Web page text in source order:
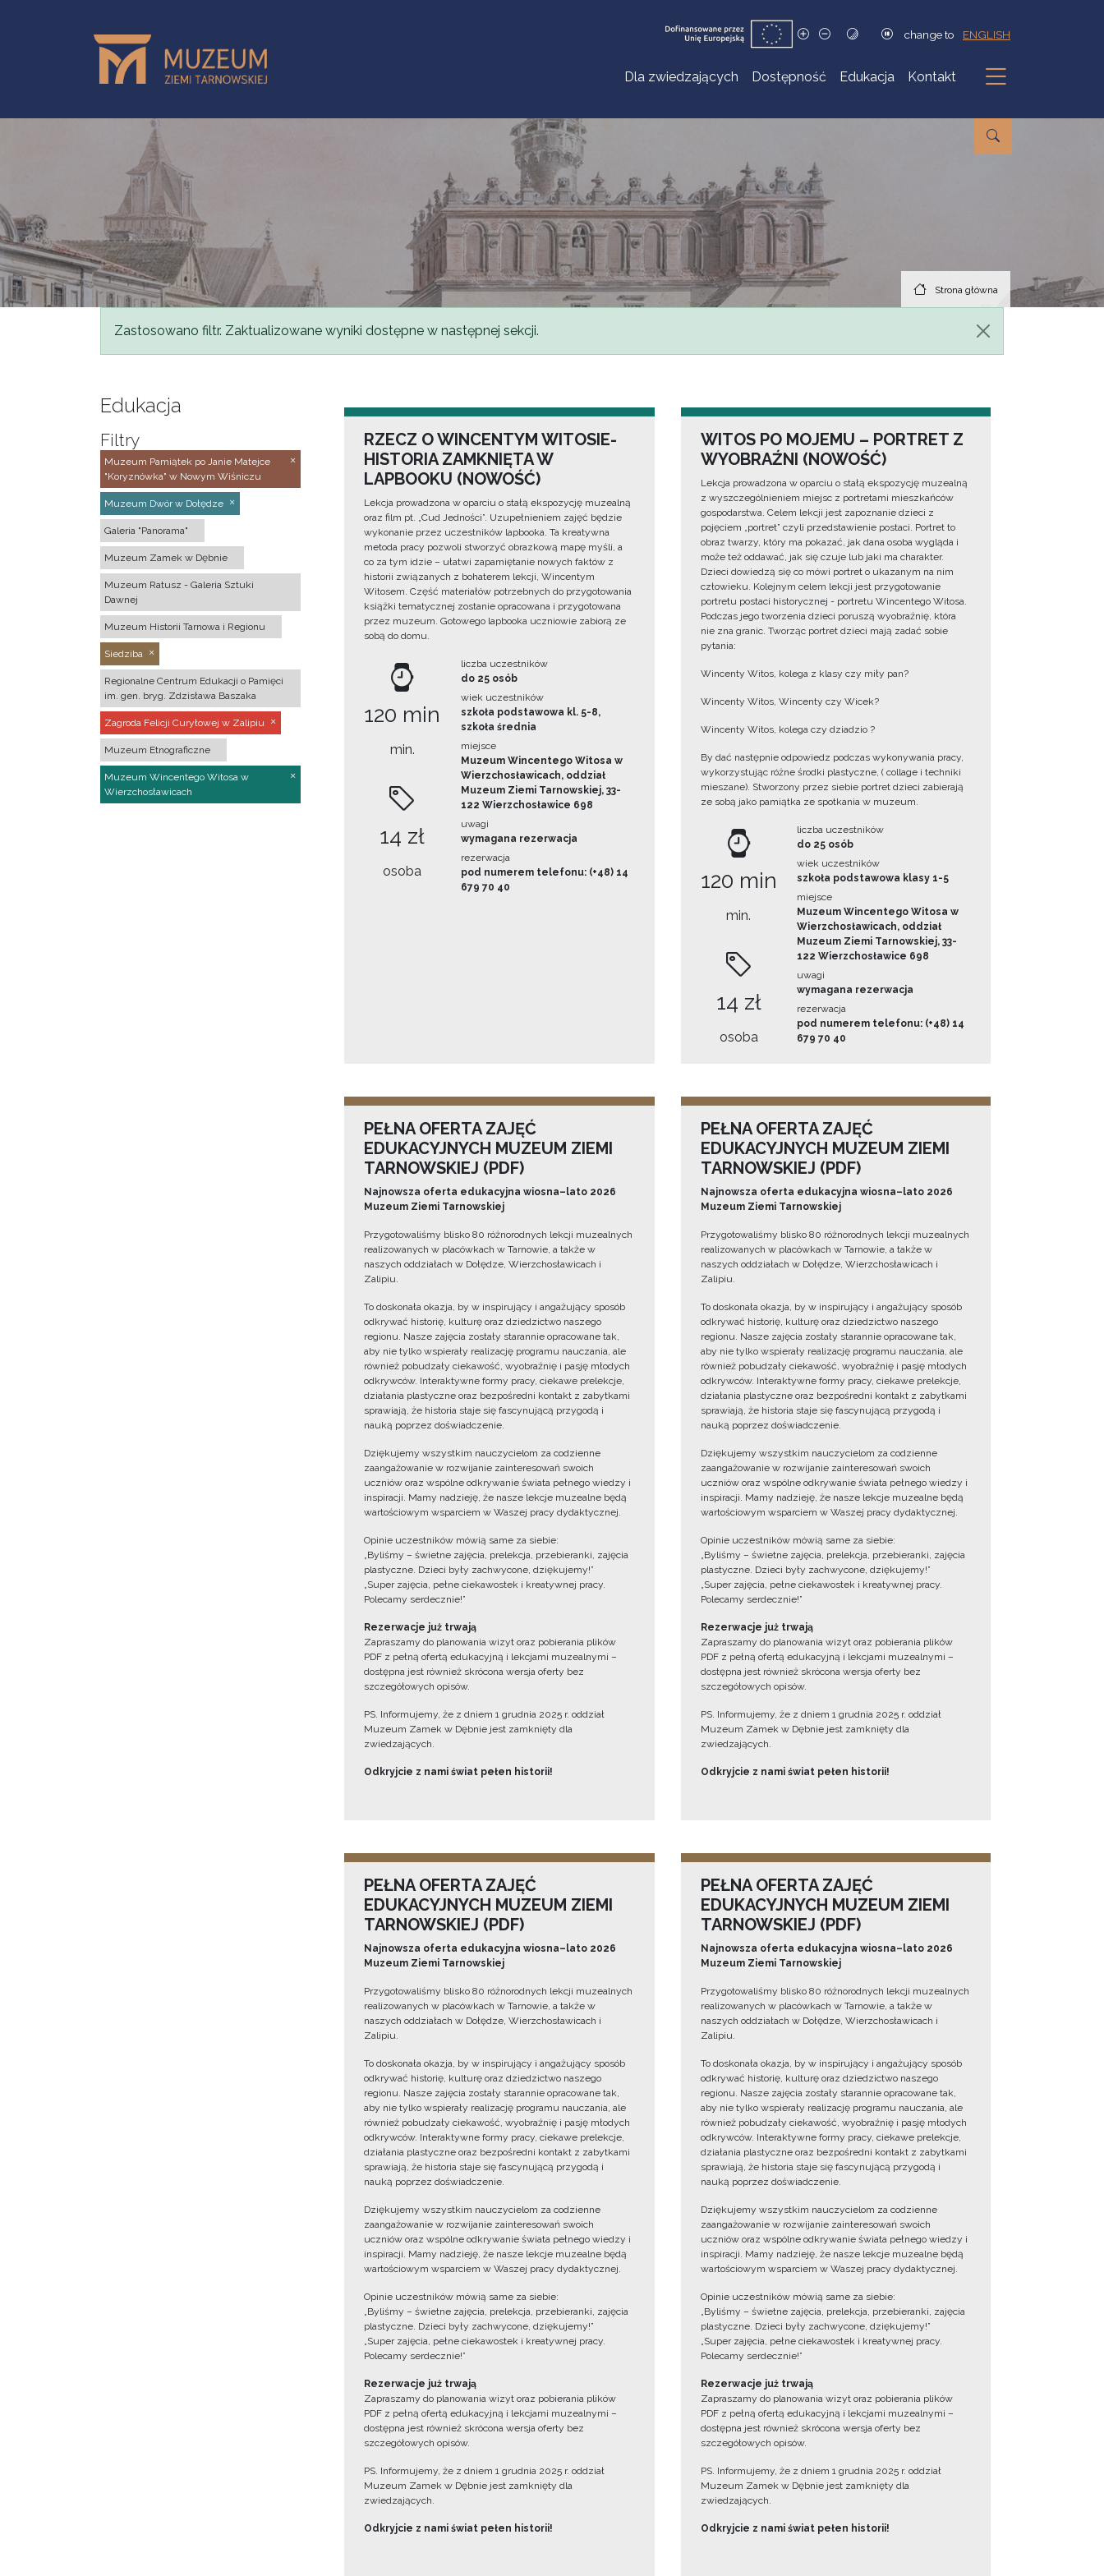
change to ENGLISH
Dla zwiedzających Dostępność Edukacja Kontakt
Podmenu
Strona główna
Komunikat
Zastosowano filtr. Zaktualizowane wyniki dostępne w następnej sekcji.
Edukacja
Filtry
Muzeum Pamiątek po Janie Matejce
"Koryznówka" w Nowym Wiśniczu
Muzeum Dwór w Dołędze
Galeria "Panorama"
Muzeum Zamek w Dębnie
Muzeum Ratusz - Galeria Sztuki
Dawnej
Muzeum Historii Tarnowa i Regionu
Siedziba
Regionalne Centrum Edukacji o Pamięci
im. gen. bryg. Zdzisława Baszaka
Zagroda Felicji Curyłowej w Zalipiu
Muzeum Etnograficzne
Muzeum Wincentego Witosa w
Wierzchosławicach
RZECZ O WINCENTYM WITOSIE-
HISTORIA ZAMKNIĘTA W
LAPBOOKU (NOWOŚĆ)
Lekcja prowadzona w oparciu o stałą ekspozycję muzealną
oraz film pt. „Cud Jedności”. Uzupełnieniem zajęć będzie
wykonanie przez uczestników lapbooka. Ta kreatywna
metoda pracy pozwoli stworzyć obrazkową mapę myśli, a
co za tym idzie – ułatwi zapamiętanie nowych faktów z
historii związanych z bohaterem lekcji, Wincentym
Witosem. Część materiałów potrzebnych do przygotowania
książki tematycznej zostanie opracowana i przygotowana
przez muzeum. Gotowego lapbooka uczniowie zabiorą ze
sobą do domu.
120 min
min.
14 zł
osoba
liczba uczestników
do 25 osób
wiek uczestników
szkoła podstawowa kl. 5-8,
szkoła średnia
miejsce
Muzeum Wincentego Witosa w
Wierzchosławicach, oddział
Muzeum Ziemi Tarnowskiej, 33-
122 Wierzchosławice 698
uwagi
wymagana rezerwacja
rezerwacja
pod numerem telefonu: (+48) 14
679 70 40
WITOS PO MOJEMU – PORTRET Z
WYOBRAŹNI (NOWOŚĆ)
Lekcja prowadzona w oparciu o stałą ekspozycję muzealną
z wyszczególnieniem miejsc z portretami mieszkańców
gospodarstwa. Celem lekcji jest zapoznanie dzieci z
pojęciem „portret” czyli przedstawienie postaci. Portret to
obraz twarzy, który ma pokazać, jak dana osoba wygląda i
może też oddawać, jak się czuje lub jaki ma charakter.
Dzieci dowiedzą się co mówi portret o ukazanym na nim
człowieku. Kolejnym celem lekcji jest przygotowanie
portretu postaci historycznej - portretu Wincentego Witosa.
Podczas jego tworzenia dzieci poruszą wyobraźnię, która
nie zna granic. Tworząc portret dzieci mają zadać sobie
pytania:
Wincenty Witos, kolega z klasy czy miły pan?
Wincenty Witos, Wincenty czy Wicek?
Wincenty Witos, kolega czy dziadzio ?
By dać następnie odpowiedz podczas wykonywania pracy,
wykorzystując różne środki plastyczne, ( collage i techniki
mieszane). Stworzony przez siebie portret dzieci zabierają
ze sobą jako pamiątka ze spotkania w muzeum.
120 min
min.
14 zł
osoba
liczba uczestników
do 25 osób
wiek uczestników
szkoła podstawowa klasy 1-5
miejsce
Muzeum Wincentego Witosa w
Wierzchosławicach, oddział
Muzeum Ziemi Tarnowskiej, 33-
122 Wierzchosławice 698
uwagi
wymagana rezerwacja
rezerwacja
pod numerem telefonu: (+48) 14
679 70 40
PEŁNA OFERTA ZAJĘĆ
EDUKACYJNYCH MUZEUM ZIEMI
TARNOWSKIEJ (PDF)
Najnowsza oferta edukacyjna wiosna–lato 2026
Muzeum Ziemi Tarnowskiej
Przygotowaliśmy blisko 80 różnorodnych lekcji muzealnych
realizowanych w placówkach w Tarnowie, a także w
naszych oddziałach w Dołędze, Wierzchosławicach i
Zalipiu.
To doskonała okazja, by w inspirujący i angażujący sposób
odkrywać historię, kulturę oraz dziedzictwo naszego
regionu. Nasze zajęcia zostały starannie opracowane tak,
aby nie tylko wspierały realizację programu nauczania, ale
również pobudzały ciekawość, wyobraźnię i pasję młodych
odkrywców. Interaktywne formy pracy, ciekawe prelekcje,
działania plastyczne oraz bezpośredni kontakt z zabytkami
sprawiają, że historia staje się fascynującą przygodą i
nauką poprzez doświadczenie.
Dziękujemy wszystkim nauczycielom za codzienne
zaangażowanie w rozwijanie zainteresowań swoich
uczniów oraz wspólne odkrywanie świata pełnego wiedzy i
inspiracji. Mamy nadzieję, że nasze lekcje muzealne będą
wartościowym wsparciem w Waszej pracy dydaktycznej.
Opinie uczestników mówią same za siebie:
„Byliśmy – świetne zajęcia, prelekcja, przebieranki, zajęcia
plastyczne. Dzieci były zachwycone, dziękujemy!”
„Super zajęcia, pełne ciekawostek i kreatywnej pracy.
Polecamy serdecznie!”
Rezerwacje już trwają
Zapraszamy do planowania wizyt oraz pobierania plików
PDF z pełną ofertą edukacyjną i lekcjami muzealnymi –
dostępna jest również skrócona wersja oferty bez
szczegółowych opisów.
PS. Informujemy, że z dniem 1 grudnia 2025 r. oddział
Muzeum Zamek w Dębnie jest zamknięty dla
zwiedzających.
Odkryjcie z nami świat pełen historii!
PEŁNA OFERTA ZAJĘĆ
EDUKACYJNYCH MUZEUM ZIEMI
TARNOWSKIEJ (PDF)
Najnowsza oferta edukacyjna wiosna–lato 2026
Muzeum Ziemi Tarnowskiej
Przygotowaliśmy blisko 80 różnorodnych lekcji muzealnych
realizowanych w placówkach w Tarnowie, a także w
naszych oddziałach w Dołędze, Wierzchosławicach i
Zalipiu.
To doskonała okazja, by w inspirujący i angażujący sposób
odkrywać historię, kulturę oraz dziedzictwo naszego
regionu. Nasze zajęcia zostały starannie opracowane tak,
aby nie tylko wspierały realizację programu nauczania, ale
również pobudzały ciekawość, wyobraźnię i pasję młodych
odkrywców. Interaktywne formy pracy, ciekawe prelekcje,
działania plastyczne oraz bezpośredni kontakt z zabytkami
sprawiają, że historia staje się fascynującą przygodą i
nauką poprzez doświadczenie.
Dziękujemy wszystkim nauczycielom za codzienne
zaangażowanie w rozwijanie zainteresowań swoich
uczniów oraz wspólne odkrywanie świata pełnego wiedzy i
inspiracji. Mamy nadzieję, że nasze lekcje muzealne będą
wartościowym wsparciem w Waszej pracy dydaktycznej.
Opinie uczestników mówią same za siebie:
„Byliśmy – świetne zajęcia, prelekcja, przebieranki, zajęcia
plastyczne. Dzieci były zachwycone, dziękujemy!”
„Super zajęcia, pełne ciekawostek i kreatywnej pracy.
Polecamy serdecznie!”
Rezerwacje już trwają
Zapraszamy do planowania wizyt oraz pobierania plików
PDF z pełną ofertą edukacyjną i lekcjami muzealnymi –
dostępna jest również skrócona wersja oferty bez
szczegółowych opisów.
PS. Informujemy, że z dniem 1 grudnia 2025 r. oddział
Muzeum Zamek w Dębnie jest zamknięty dla
zwiedzających.
Odkryjcie z nami świat pełen historii!
PEŁNA OFERTA ZAJĘĆ
EDUKACYJNYCH MUZEUM ZIEMI
TARNOWSKIEJ (PDF)
Najnowsza oferta edukacyjna wiosna–lato 2026
Muzeum Ziemi Tarnowskiej
Przygotowaliśmy blisko 80 różnorodnych lekcji muzealnych
realizowanych w placówkach w Tarnowie, a także w
naszych oddziałach w Dołędze, Wierzchosławicach i
Zalipiu.
To doskonała okazja, by w inspirujący i angażujący sposób
odkrywać historię, kulturę oraz dziedzictwo naszego
regionu. Nasze zajęcia zostały starannie opracowane tak,
aby nie tylko wspierały realizację programu nauczania, ale
również pobudzały ciekawość, wyobraźnię i pasję młodych
odkrywców. Interaktywne formy pracy, ciekawe prelekcje,
działania plastyczne oraz bezpośredni kontakt z zabytkami
sprawiają, że historia staje się fascynującą przygodą i
nauką poprzez doświadczenie.
Dziękujemy wszystkim nauczycielom za codzienne
zaangażowanie w rozwijanie zainteresowań swoich
uczniów oraz wspólne odkrywanie świata pełnego wiedzy i
inspiracji. Mamy nadzieję, że nasze lekcje muzealne będą
wartościowym wsparciem w Waszej pracy dydaktycznej.
Opinie uczestników mówią same za siebie:
„Byliśmy – świetne zajęcia, prelekcja, przebieranki, zajęcia
plastyczne. Dzieci były zachwycone, dziękujemy!”
„Super zajęcia, pełne ciekawostek i kreatywnej pracy.
Polecamy serdecznie!”
Rezerwacje już trwają
Zapraszamy do planowania wizyt oraz pobierania plików
PDF z pełną ofertą edukacyjną i lekcjami muzealnymi –
dostępna jest również skrócona wersja oferty bez
szczegółowych opisów.
PS. Informujemy, że z dniem 1 grudnia 2025 r. oddział
Muzeum Zamek w Dębnie jest zamknięty dla
zwiedzających.
Odkryjcie z nami świat pełen historii!
PEŁNA OFERTA ZAJĘĆ
EDUKACYJNYCH MUZEUM ZIEMI
TARNOWSKIEJ (PDF)
Najnowsza oferta edukacyjna wiosna–lato 2026
Muzeum Ziemi Tarnowskiej
Przygotowaliśmy blisko 80 różnorodnych lekcji muzealnych
realizowanych w placówkach w Tarnowie, a także w
naszych oddziałach w Dołędze, Wierzchosławicach i
Zalipiu.
To doskonała okazja, by w inspirujący i angażujący sposób
odkrywać historię, kulturę oraz dziedzictwo naszego
regionu. Nasze zajęcia zostały starannie opracowane tak,
aby nie tylko wspierały realizację programu nauczania, ale
również pobudzały ciekawość, wyobraźnię i pasję młodych
odkrywców. Interaktywne formy pracy, ciekawe prelekcje,
działania plastyczne oraz bezpośredni kontakt z zabytkami
sprawiają, że historia staje się fascynującą przygodą i
nauką poprzez doświadczenie.
Dziękujemy wszystkim nauczycielom za codzienne
zaangażowanie w rozwijanie zainteresowań swoich
uczniów oraz wspólne odkrywanie świata pełnego wiedzy i
inspiracji. Mamy nadzieję, że nasze lekcje muzealne będą
wartościowym wsparciem w Waszej pracy dydaktycznej.
Opinie uczestników mówią same za siebie:
„Byliśmy – świetne zajęcia, prelekcja, przebieranki, zajęcia
plastyczne. Dzieci były zachwycone, dziękujemy!”
„Super zajęcia, pełne ciekawostek i kreatywnej pracy.
Polecamy serdecznie!”
Rezerwacje już trwają
Zapraszamy do planowania wizyt oraz pobierania plików
PDF z pełną ofertą edukacyjną i lekcjami muzealnymi –
dostępna jest również skrócona wersja oferty bez
szczegółowych opisów.
PS. Informujemy, że z dniem 1 grudnia 2025 r. oddział
Muzeum Zamek w Dębnie jest zamknięty dla
zwiedzających.
Odkryjcie z nami świat pełen historii!